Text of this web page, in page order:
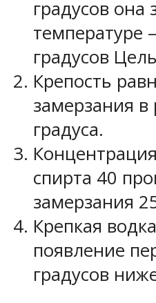
градусов она
температуре
градусов
Крепость
замерзания в
градуса.
спирта 40
замерзания
Крепкая
появление
градусов